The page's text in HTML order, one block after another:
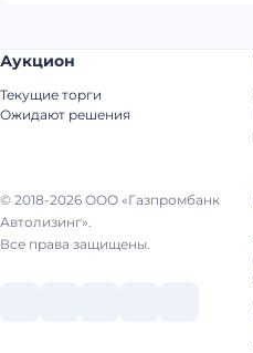
© 2018-2026 ООО «Газпромбанк
Автолизинг».
Все права защищены.
Аукцион
Текущие торги
Ожидают решения